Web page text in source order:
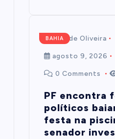
BAHIA
Mairim de Oliveira
agosto 9, 2026
0 Comments
PF encontra
políticos
festa na
senador